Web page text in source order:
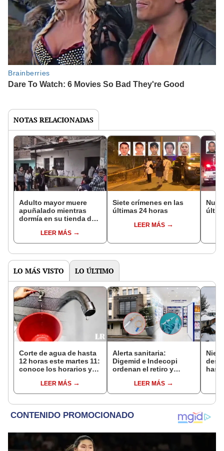
NOTAS RELACIONADAS
Adulto mayor muere
apuñalado mientras
dormía en su tienda de
su esposa halló cadáver
LEER MÁS
Siete crímenes en las
últimas 24 horas
LEER MÁS
LO MÁS VISTO LO ÚLTIMO
Corte de agua de hasta
12 horas este martes 11:
conoce los horarios y
Miraflores, SJL, Los
Olivos y más
LEER MÁS
Alerta sanitaria:
Digemid e Indecopi
ordenan el retiro y
productos médicos
contra el cáncer por
LEER MÁS
la